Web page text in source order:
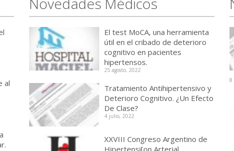
al
El test MoCA, una herramienta
útil en el cribado de deterioro
cognitivo en pacientes
hipertensos.
25 agosto, 2022
Tratamiento Antihipertensivo y
Deterioro Cognitivo. ¿Un Efecto
De Clase?
4 julio, 2022
XXVIII Congreso Argentino de
8